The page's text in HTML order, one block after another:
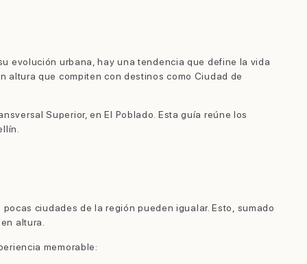
evolución urbana, hay una tendencia que define la vida
altura que compiten con destinos como Ciudad de
Superior, en El Poblado. Esta guía reúne los
ciudades de la región pueden igualar. Esto, sumado
altura.
memorable: